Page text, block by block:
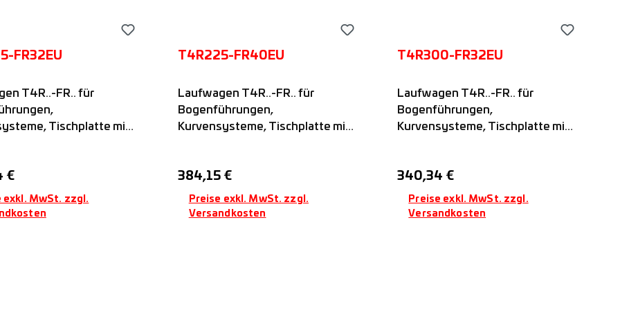
FR32EU
T4R..-FR.. für
Tischplatte mit
passend auf
Führungsschienen,
Preis:
€
exkl. MwSt. zzgl.
T4R225-FR40EU
Laufwagen T4R..-FR.. für
Bogenführungen,
Kurvensysteme, Tischplatte mit
Rollenabstand, passend auf
FSR..M-Führungsschienen,
Nadella
Regulärer Preis:
384,15 €
Preise exkl. MwSt. zzgl.
Versandkosten
T4R300-FR32EU
Laufwagen T4R..-FR.. für
Bogenführungen,
Kurvensysteme, Tischplatte mit
Rollenabstand, passend auf
FSR..M-Führungsschienen,
Nadella
Regulärer Preis:
340,34 €
Preise exkl. MwSt. zzgl.
Versandkosten